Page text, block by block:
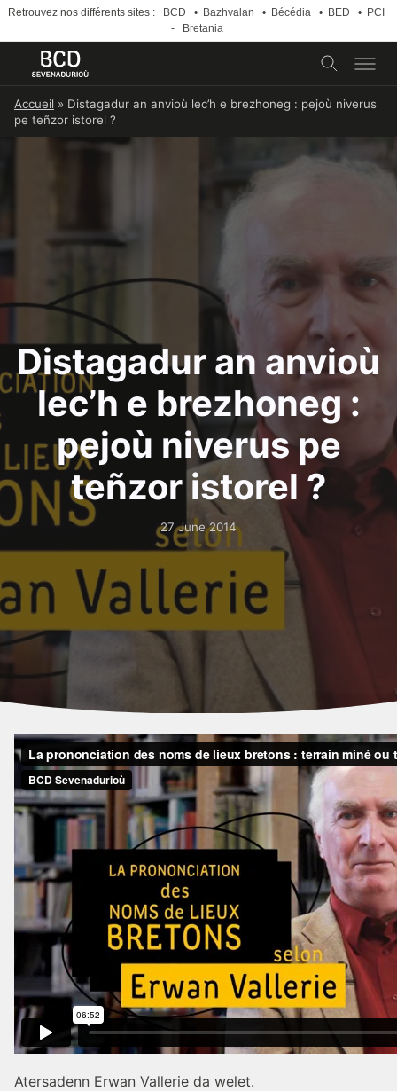
Retrouvez nos différents sites : BCD • Bazhvalan • Bécédia • BED •
PCI
-
Bretania
content
Accueil » Distagadur an anvioù lec’h e brezhoneg : pejoù niverus
pe teñzor istorel ?
Distagadur an anvioù
lec’h e brezhoneg :
pejoù niverus pe
teñzor istorel ?
27 June 2014
Atersadenn Erwan Vallerie da welet.